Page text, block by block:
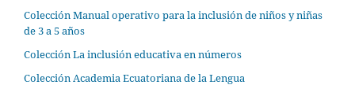
Colección Manual operativo para la inclusión de niños y niñas
de 3 a 5 años
Colección La inclusión educativa en números
Colección Academia Ecuatoriana de la Lengua